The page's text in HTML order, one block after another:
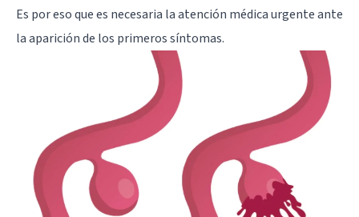
Es por eso que es necesaria la atención médica urgente ante
la aparición de los primeros síntomas.